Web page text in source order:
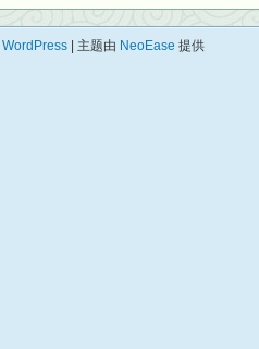
WordPress | 主题由 NeoEase 提供